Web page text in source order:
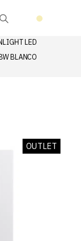
LED
BLANCO
OUTLET